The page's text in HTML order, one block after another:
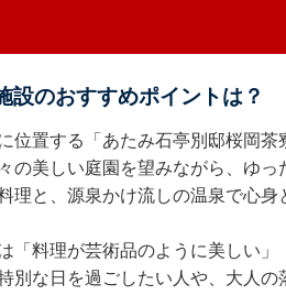
設のおすすめポイントは？
位置する「あたみ石亭別邸桜岡
の美しい庭園を望みながら、ゆ
理と、源泉かけ流しの温泉で心
「料理が芸術品のように美しい
別な日を過ごしたい人や、大人